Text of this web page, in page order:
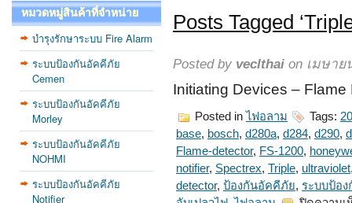
หมวดหมู่สินค้าที่จำหน่าย
บำรุงรักษาระบบ Fire Alarm
ระบบป้องกันอัคคีภัย
Cemen
ระบบป้องกันอัคคีภัย
Morley
ระบบป้องกันอัคคีภัย
NOHMI
ระบบป้องกันอัคคีภัย
Notifier
Posts Tagged
Posted by veclthai on เมษาย
Initiating Devices –
Posted in ไฟอลาม Tags:
base, bosch, d280a, d284, d290,
Flame-detector, FS-1200,
notifier, Spectrex, Triple, ultraviolet
detector, ป้องกันอัคคีภัย, ระบบป้อ